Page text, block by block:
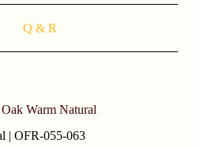
Q & R
Warm Natural
| OFR-055-063